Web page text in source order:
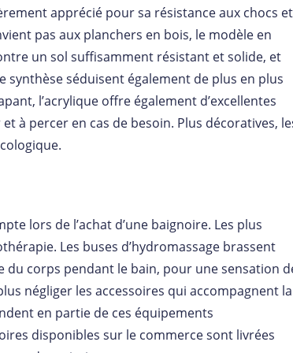
apprécié pour sa résistance aux chocs et
pas aux planchers en bois, le modèle en
un sol suffisamment résistant et solide, et
séduisent également de plus en plus
l’acrylique offre également d’excellentes
à percer en cas de besoin. Plus décoratives,
lors de l’achat d’une baignoire. Les plus
Les buses d’hydromassage brassent
du corps pendant le bain, pour une sensation
négliger les accessoires qui accompagnent la
en partie de ces équipements
disponibles sur le commerce sont livrées